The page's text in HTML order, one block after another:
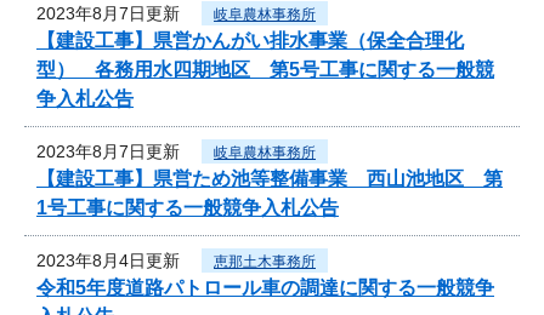
2023年8月7日更新 岐阜農林事務所
【建設工事】県営かんがい排水事業（保全合理化
型） 各務用水四期地区 第5号工事に関する一般競
争入札公告
2023年8月7日更新 岐阜農林事務所
【建設工事】県営ため池等整備事業 西山池地区 第
1号工事に関する一般競争入札公告
2023年8月4日更新 恵那土木事務所
令和5年度道路パトロール車の調達に関する一般競争